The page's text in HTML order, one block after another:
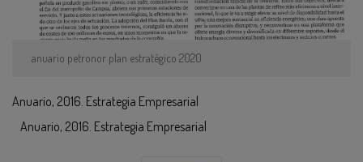
anuario petronor plan estratégico 2020
Anuario, 2016. Estrategia Empresarial
Anuario, 2016. Estrategia Empresarial